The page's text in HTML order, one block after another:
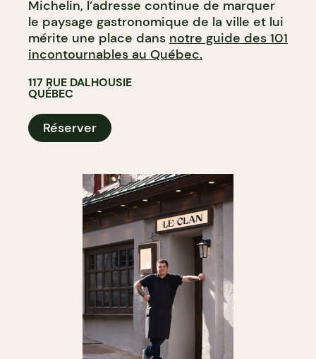
Michelin, l’adresse continue de marquer
le paysage gastronomique de la ville et lui
mérite une place dans notre guide des 101
incontournables au Québec.
117 RUE DALHOUSIE
QUÉBEC
Réserver